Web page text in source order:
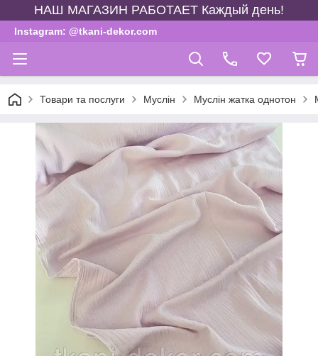
НАШ МАГАЗИН РАБОТАЕТ Каждый день!
Instagram: @tkani-dekor.com
Товари та послуги Муслін Муслін жатка однотон